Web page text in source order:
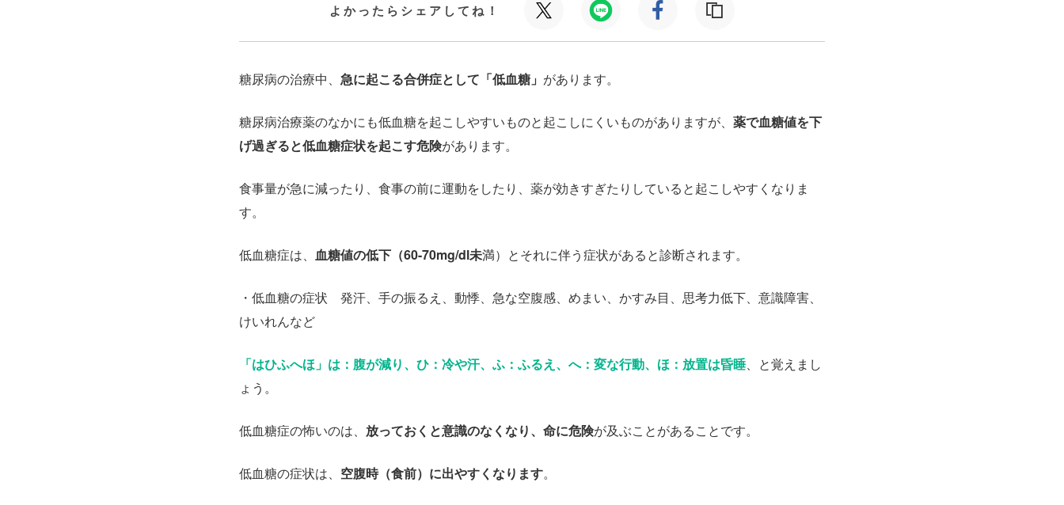
よかったらシェアしてね！
糖尿病の治療中、 急に起こる合併症として「低血糖」 があります。
糖尿病治療薬のなかにも低血糖を起こしやすいものと起こしにくいものがありますが、 薬で血糖値を下
げ過ぎると低血糖症状を起こす危険があります。
食事量が急に減ったり、食事の前に運動をしたり、薬が効きすぎたりしていると起こしやすくなりま
す。
低血糖症は、 血糖値の低下（60-70mg/dl未満）とそれに伴う症状があると診断されます。
・低血糖の症状 発汗、手の振るえ、動悸、急な空腹感、めまい、かすみ目、思考力低下、意識障害、
けいれんなど
「はひふへほ」は：腹が減り、ひ：冷や汗、ふ：ふるえ、へ：変な行動、ほ：放置は昏睡、と覚えまし
ょう。
低血糖症の怖いのは、 放っておくと意識のなくなり、命に危険が及ぶことがあることです。
低血糖の症状は、 空腹時（食前）に出やすくなります。